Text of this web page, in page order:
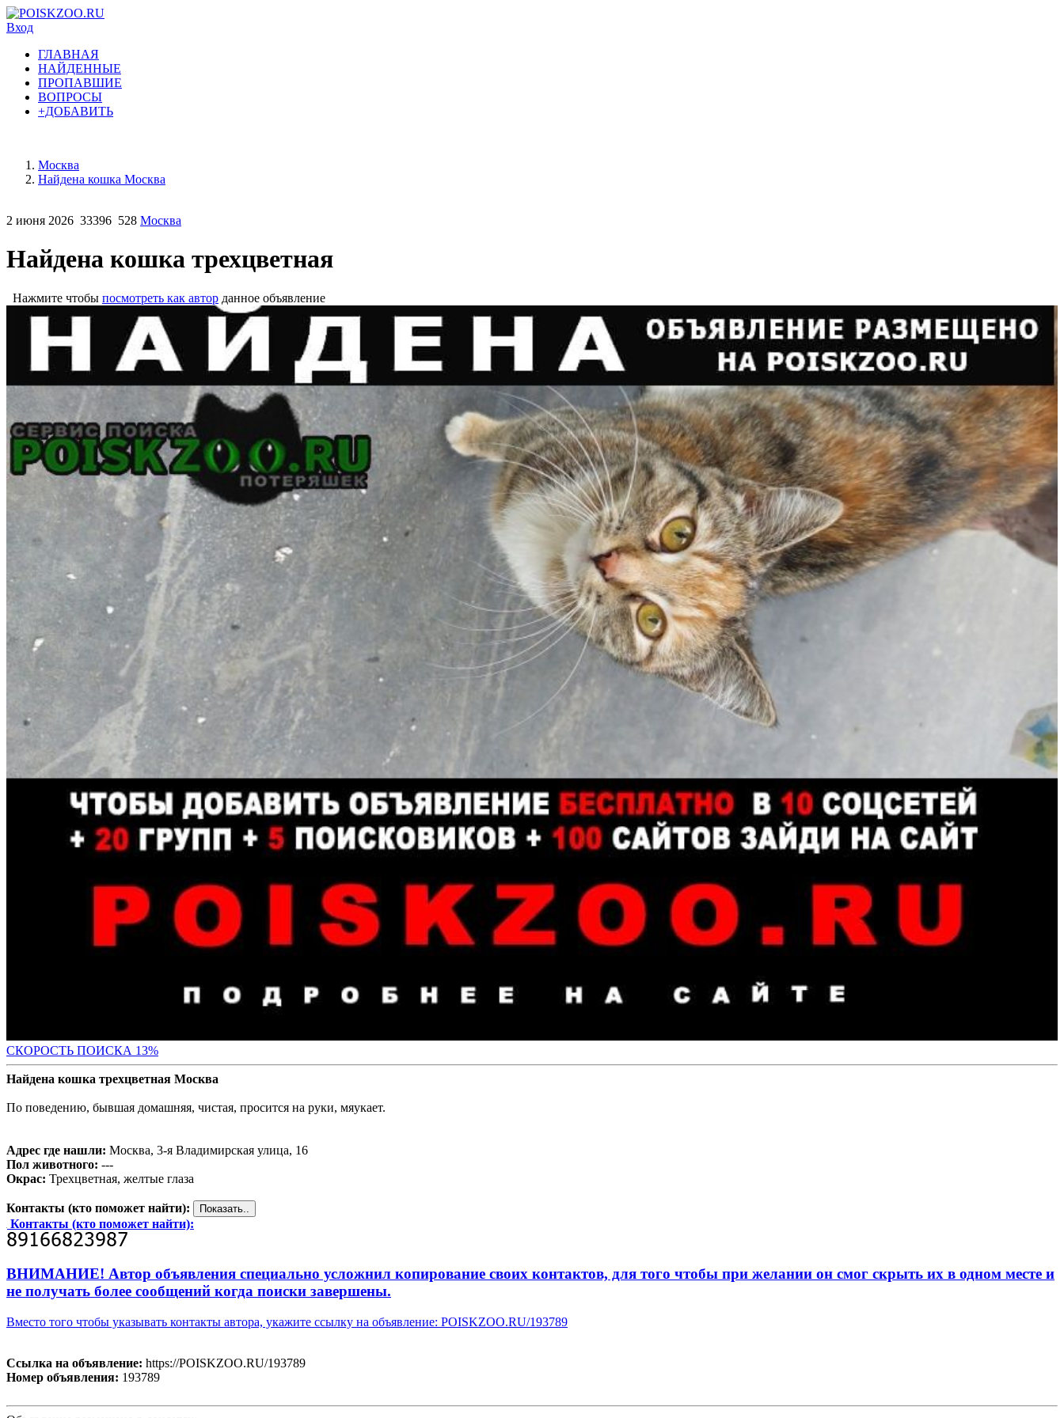
Вход
ГЛАВНАЯ
НАЙДЕННЫЕ
ПРОПАВШИЕ
ВОПРОСЫ
+ДОБАВИТЬ
Москва
Найдена кошка Москва
2 июня 2026 33396 528 Москва
Найдена кошка трехцветная
Нажмите чтобы посмотреть как автор данное объявление
СКОРОСТЬ ПОИСКА 13%
Найдена кошка трехцветная Москва
По поведению, бывшая домашняя, чистая, просится на руки, мяукает.
Адрес где нашли: Москва, 3-я Владимирская улица, 16
Пол животного: ---
Окрас: Трехцветная, желтые глаза
Контакты (кто поможет найти):
Контакты (кто поможет найти):
ВНИМАНИЕ! Автор объявления специально усложнил копирование своих контактов, для того чтобы при желании он смог скрыть их в одном месте и
не получать более сообщений когда поиски завершены.
Вместо того чтобы указывать контакты автора, укажите ссылку на объявление: POISKZOO.RU/193789
Ссылка на объявление: https://POISKZOO.RU/193789
Номер объявления: 193789